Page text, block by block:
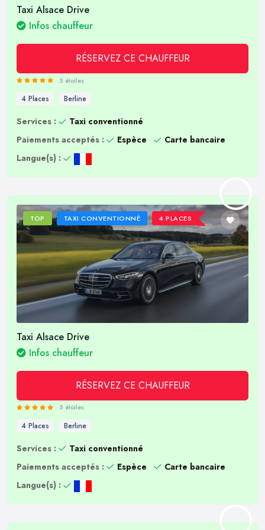
Taxi Alsace Drive
Infos chauffeur
RÉSERVEZ CE CHAUFFEUR
5 étoiles
4 Places Berline
Services :
Taxi conventionné
Paiements acceptés :
Espèce
Carte bancaire
Langue(s) :
TOP TAXI CONVENTIONNÉ 4 PLACES
Taxi Alsace Drive
Infos chauffeur
RÉSERVEZ CE CHAUFFEUR
5 étoiles
4 Places Berline
Services :
Taxi conventionné
Paiements acceptés :
Espèce
Carte bancaire
Langue(s) :